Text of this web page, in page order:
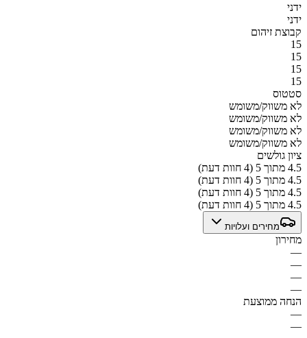
ידני
ידני
קבוצת זיהום
15
15
15
15
סטטוס
לא משווק/משומש
לא משווק/משומש
לא משווק/משומש
לא משווק/משומש
ציון גולשים
4.5 מתוך 5 (4 חוות דעת)
4.5 מתוך 5 (4 חוות דעת)
4.5 מתוך 5 (4 חוות דעת)
4.5 מתוך 5 (4 חוות דעת)
מחירים ועלויות
מחירון
—
—
—
—
הנחה ממוצעת
—
—